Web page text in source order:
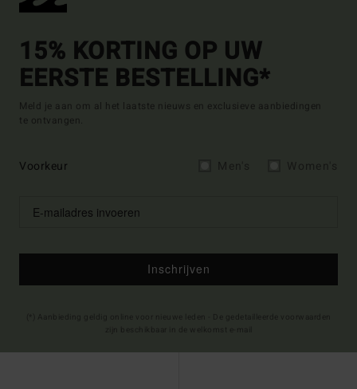
15% KORTING OP UW
EERSTE BESTELLING*
Meld je aan om al het laatste nieuws en exclusieve aanbiedingen
te ontvangen.
Voorkeur
Inschrijven